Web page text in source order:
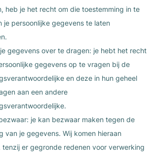
heb je het recht om die toestemming in te
je persoonlijke gegevens te laten
gegevens over te dragen: je hebt het recht
gegevens op te vragen bij de
en deze in hun geheel
aan een andere
je kan bezwaar maken tegen de
van je gegevens. Wij komen hieraan
tenzij er gegronde redenen voor verwerking